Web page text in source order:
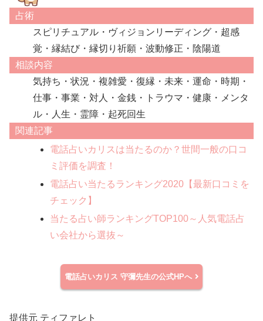
占術
スピリチュアル・ヴィジョンリーディング・超感
覚・縁結び・縁切り祈願・波動修正・陰陽道
相談内容
気持ち・状況・複雑愛・復縁・未来・運命・時期・
仕事・事業・対人・金銭・トラウマ・健康・メンタ
ル・人生・霊障・起死回生
関連記事
電話占いカリスは当たるのか？世間一般の口コ
ミ評価を調査！
電話占い当たるランキング2020【最新口コミを
チェック】
当たる占い師ランキングTOP100～人気電話占
い会社から選抜～
電話占いカリス 守彌先生の公式HPへ
提供元 ティファレト